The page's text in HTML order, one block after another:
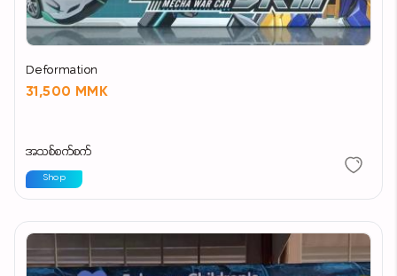
Deformation
31,500 MMK
အသစ်စက်စက်
Shop